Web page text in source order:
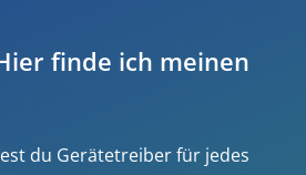
finde ich meinen
du Gerätetreiber für jedes